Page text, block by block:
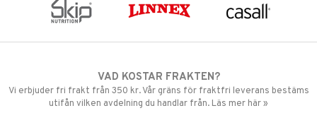
VAD KOSTAR FRAKTEN?
Vi erbjuder fri frakt från 350 kr. Vår gräns för fraktfri leverans bestäms
utifån vilken avdelning du handlar från. Läs mer här »